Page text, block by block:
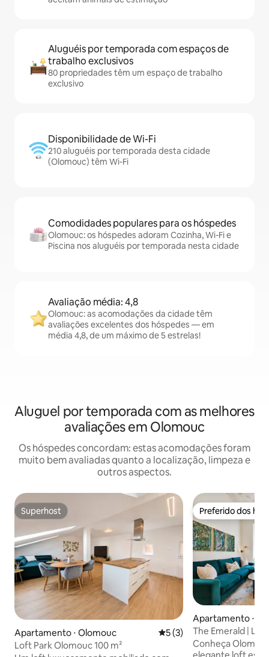
Aluguéis por temporada com espaços de
trabalho exclusivos
80 propriedades têm um espaço de trabalho
exclusivo
Disponibilidade de Wi-Fi
210 aluguéis por temporada desta cidade
(Olomouc) têm Wi-Fi
Comodidades populares para os hóspedes
Olomouc: os hóspedes adoram Cozinha, Wi-Fi e
Piscina nos aluguéis por temporada nesta cidade
Avaliação média: 4,8
Olomouc: as acomodações da cidade têm
avaliações excelentes dos hóspedes — em
média 4,8, de um máximo de 5 estrelas!
Aluguel por temporada com as melhores
avaliações em Olomouc
Os hóspedes concordam: estas acomodações foram
muito bem avaliadas quanto a localização, limpeza e
outros aspectos.
Superhost
Superhost
Apartamento ⋅ Olomouc 5 de uma avaliação média
5 (3)
Loft Park Olomouc 100 m²
Preferido dos
Preferido dos
Apartamento ⋅
The Emerald |
Check-in
Conheça